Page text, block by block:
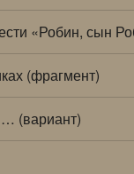
«Робин, сын
(фрагмент)
(вариант)